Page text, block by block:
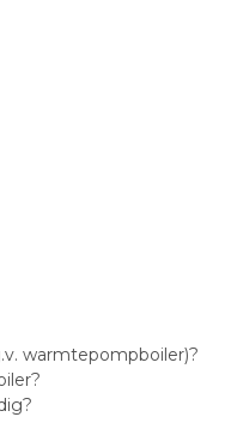
warmtepompboiler)?